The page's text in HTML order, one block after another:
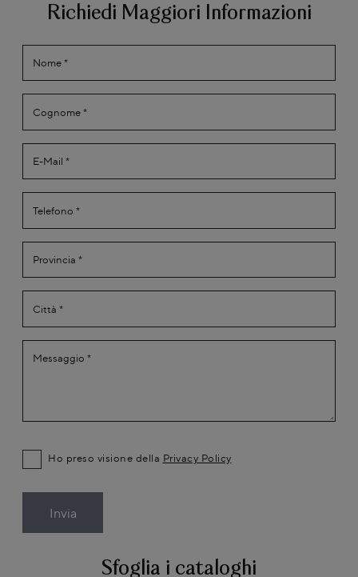
Sfoglia i cataloghi
Richiedi Maggiori Informazioni
Ho preso visione della Privacy Policy
Invia